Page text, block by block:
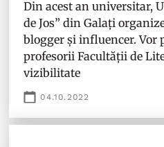
Din acest an universitar,
de Jos” din Galați
blogger și influencer. Vor
profesorii Facultății de
vizibilitate
04.10.2022